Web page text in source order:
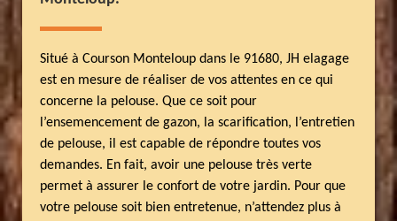
Situé à Courson Monteloup dans le 91680, JH elagage
est en mesure de réaliser de vos attentes en ce qui
concerne la pelouse. Que ce soit pour
l’ensemencement de gazon, la scarification, l’entretien
de pelouse, il est capable de répondre toutes vos
demandes. En fait, avoir une pelouse très verte
permet à assurer le confort de votre jardin. Pour que
votre pelouse soit bien entretenue, n’attendez plus à